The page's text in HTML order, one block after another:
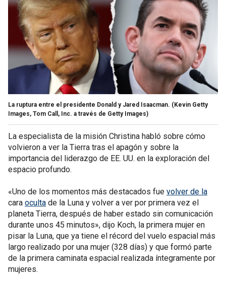
La ruptura entre el presidente Donald y Jared Isaacman. (Kevin Getty
Images, Tom Call, Inc. a través de Getty Images)
La especialista de la misión Christina habló sobre cómo
volvieron a ver la Tierra tras el apagón y sobre la
importancia del liderazgo de EE. UU. en la exploración del
espacio profundo.
«Uno de los momentos más destacados fue volver de la
cara oculta de la Luna y volver a ver por primera vez el
planeta Tierra, después de haber estado sin comunicación
durante unos 45 minutos», dijo Koch, la primera mujer en
pisar la Luna, que ya tiene el récord del vuelo espacial más
largo realizado por una mujer (328 días) y que formó parte
de la primera caminata espacial realizada íntegramente por
mujeres.